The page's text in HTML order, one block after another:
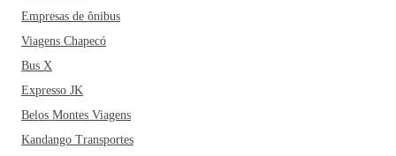
Empresas de ônibus
Viagens Chapecó
Bus X
Expresso JK
Belos Montes Viagens
Kandango Transportes